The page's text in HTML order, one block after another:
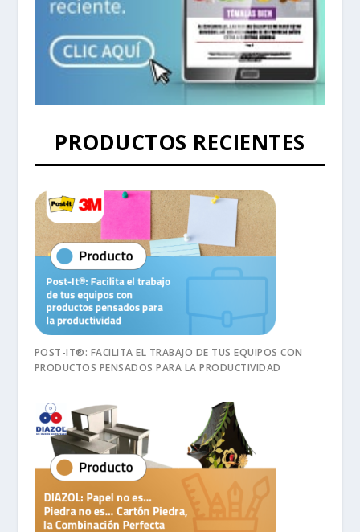
PRODUCTOS RECIENTES
POST-IT®: FACILITA EL TRABAJO DE TUS EQUIPOS CON
PRODUCTOS PENSADOS PARA LA PRODUCTIVIDAD